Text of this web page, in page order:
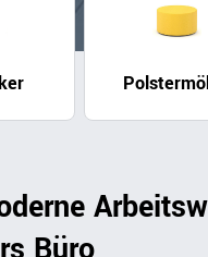
Ampelschirme